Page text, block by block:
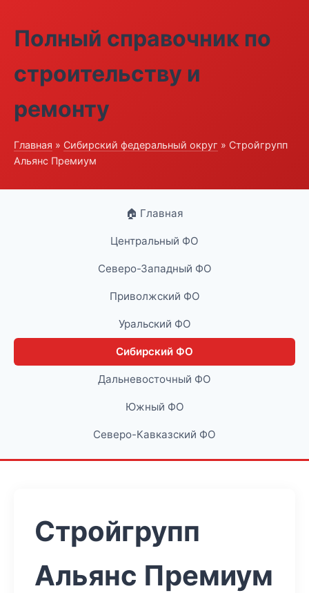
Полный справочник по
строительству и
ремонту
Главная » Сибирский федеральный округ » Стройгрупп
Альянс Премиум
🏠 Главная
Центральный ФО
Северо-Западный ФО
Приволжский ФО
Уральский ФО
Сибирский ФО
Дальневосточный ФО
Южный ФО
Северо-Кавказский ФО
Стройгрупп
Альянс Премиум